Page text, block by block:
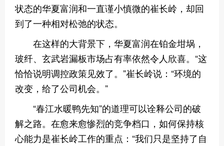
状态的华夏富润和一直谨小慎微的崔长岭，却回
到了一种相对松弛的状态。
在这样的大背景下，华夏富润在铂金坩埚，
玻纤、玄武岩漏板市场占有率依然令人欣喜。“这
恰恰说明调控政策见效了。”崔长岭说：“环境的
改变，给了公司机会。”
“春江水暖鸭先知”的道理可以诠释公司的破
解之路。在愈来愈惨烈的竞争档口，如何保持核
心能力是崔长岭工作的重点：“我们只是坚持了自